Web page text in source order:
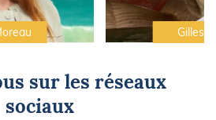
Gilles
sur les réseaux
sociaux